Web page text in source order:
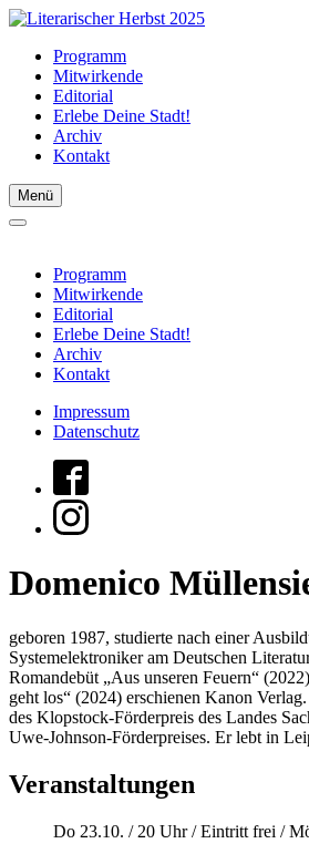
Programm
Mitwirkende
Editorial
Erlebe Deine Stadt!
Archiv
Kontakt
Menü
Programm
Mitwirkende
Editorial
Erlebe Deine Stadt!
Archiv
Kontakt
Impressum
Datenschutz
Domenico
geboren 1987, studierte nach einer
Systemelektroniker am Deutschen
Romandebüt „Aus unseren Feuern“
geht los“ (2024) erschienen Kanon
des Klopstock-Förderpreis des Landes
Uwe-Johnson-Förderpreises. Er lebt in
Veranstaltungen
Do 23.10. / 20 Uhr/Eintritt frei /